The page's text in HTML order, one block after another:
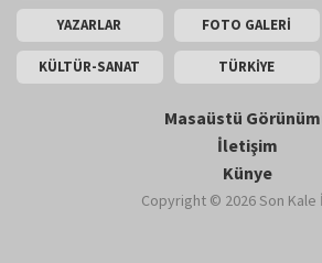
YAZARLAR FOTO GALERİ
KÜLTÜR-SANAT TÜRKİYE
Masaüstü
İletişim
Künye
Copyright © 2026 Son Kale